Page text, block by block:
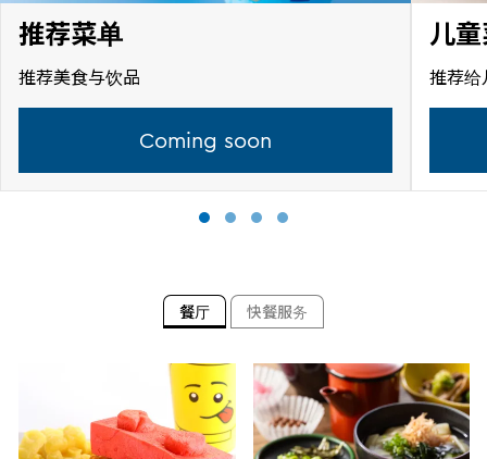
推荐菜单
推荐美食与饮品
Coming soon
儿
推荐给
餐厅 快餐服务